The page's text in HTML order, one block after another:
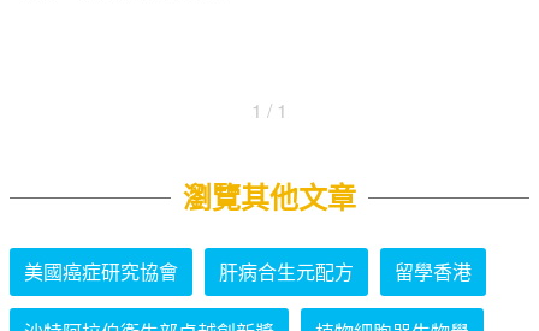
1 / 1
瀏覽其他文章
美國癌症研究協會 肝病合生元配方 留學香港